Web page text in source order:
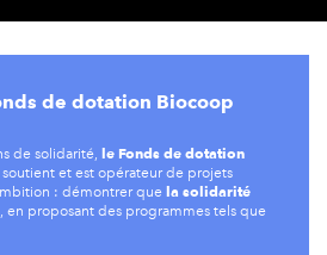
de dotation Biocoop
de solidarité, le Fonds de dotation
soutient et est opérateur de projets
: démontrer que la solidarité
, en proposant des programmes tels que